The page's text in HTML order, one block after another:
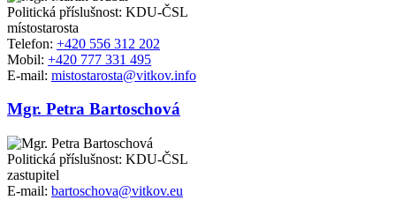
Politická příslušnost: KDU-ČSL
místostarosta
Telefon: +420 556 312 202
Mobil: +420 777 331 495
E-mail: mistostarosta@vitkov.info
Mgr. Petra Bartoschová
Politická příslušnost: KDU-ČSL
zastupitel
E-mail: bartoschova@vitkov.eu